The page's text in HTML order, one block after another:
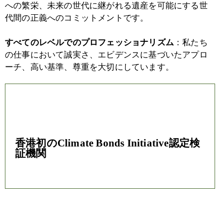
への繁栄、未来の世代に継がれる遺産を可能にする世
代間の正義へのコミットメントです。
すべてのレベルでのプロフェッショナリズム ：私たち
の仕事において誠実さ、エビデンスに基づいたアプロ
ーチ、高い基準、尊重を大切にしています。
香港初のClimate Bonds Initiative認定検
証機関